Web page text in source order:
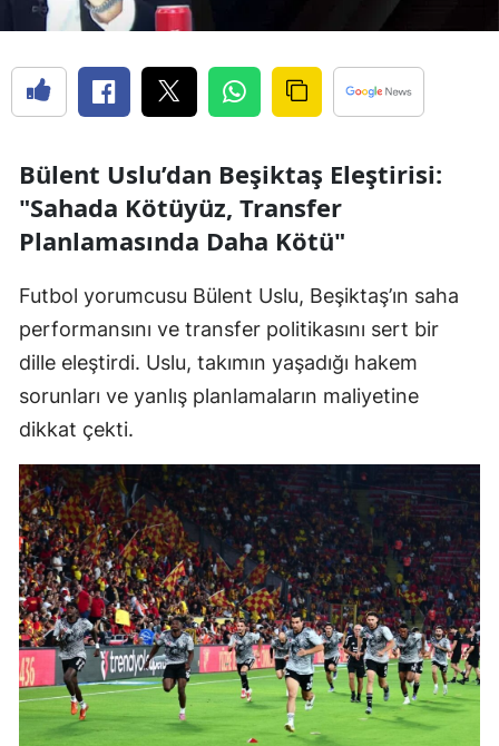
Bülent Uslu’dan Beşiktaş Eleştirisi:
"Sahada Kötüyüz, Transfer
Planlamasında Daha Kötü"
Futbol yorumcusu Bülent Uslu, Beşiktaş’ın saha
performansını ve transfer politikasını sert bir
dille eleştirdi. Uslu, takımın yaşadığı hakem
sorunları ve yanlış planlamaların maliyetine
dikkat çekti.